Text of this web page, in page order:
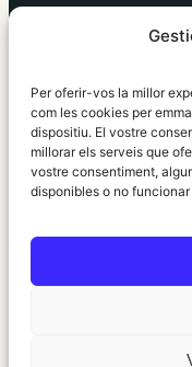
Per oferir-vos la millor
com les cookies per
dispositiu. El vostre
millorar els serveis que
vostre consentiment,
disponibles o no
Política
Societat
Tendències
elRidaura.com